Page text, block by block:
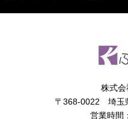
株式
〒368-0022 埼玉
営業時間